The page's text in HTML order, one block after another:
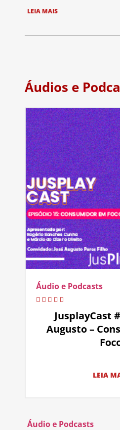
LEIA MAIS
Áudios e
Áudio e Podcasts
JusplayCast
Augusto –
LEIA
Áudio e Podcasts